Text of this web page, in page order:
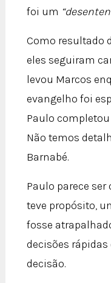
foi um
Como resultado
eles seguiram
levou Marcos
evangelho foi
Paulo
Não temos
Barnabé.
Paulo parece
teve propósito,
fosse
decisões rápidas
decisão.